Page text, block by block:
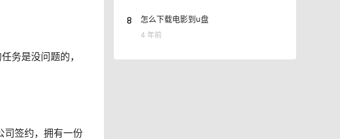
务是没问题的，
司签约，拥有一份
8 怎么下载电影到u盘
4 年前